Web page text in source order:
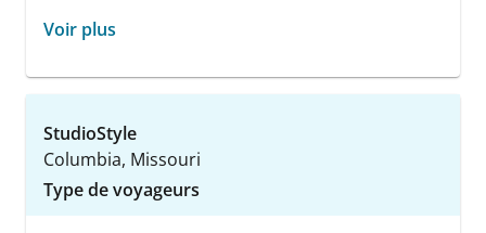
Voir plus
StudioStyle
Columbia, Missouri
Type de voyageurs